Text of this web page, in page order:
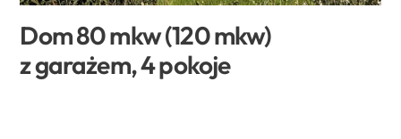
Dom 80 mkw (120 mkw)
z garażem, 4 pokoje